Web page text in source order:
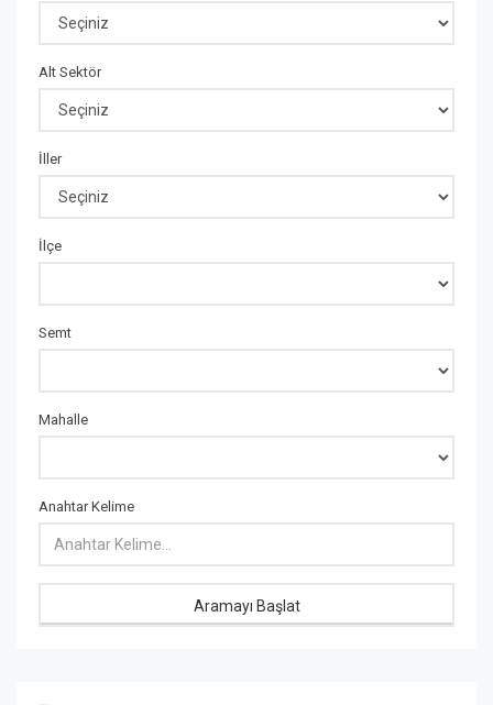
Alt Sektör
İller
İlçe
Semt
Mahalle
Anahtar Kelime
Aramayı Başlat